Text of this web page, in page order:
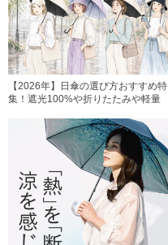
【2026年】日傘の選び方おすすめ特
集！遮光100%や折りたたみや軽量